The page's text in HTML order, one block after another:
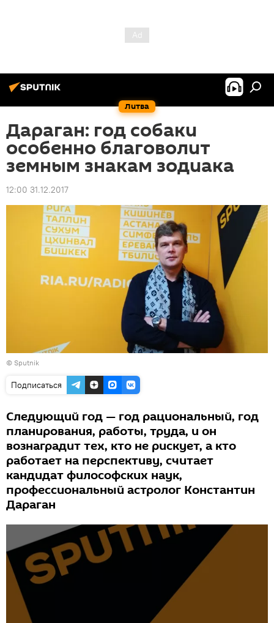
Литва
Дараган: год собаки
особенно благоволит
земным знакам зодиака
12:00 31.12.2017
© Sputnik
Подписаться
Следующий год — год рациональный, год
планирования, работы, труда, и он
вознаградит тех, кто не рискует, а кто
работает на перспективу, считает
кандидат философских наук,
профессиональный астролог Константин
Дараган